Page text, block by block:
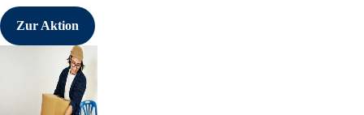
Zur Aktion